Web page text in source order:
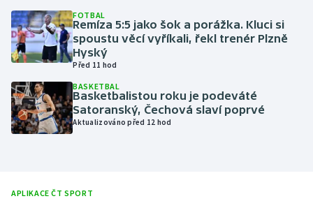
Motorsport
Olympijské hry
Parasport
Plavání
Ragby
FOTBAL
Remíza 5:5 jako šok a porážka. Kluci si
spoustu věcí vyříkali, řekl trenér Plzně
Hyský
Před 11 hod
BASKETBAL
Basketbalistou roku je podeváté
Satoranský, Čechová slaví poprvé
Aktualizováno před 12 hod
APLIKACE ČT SPORT